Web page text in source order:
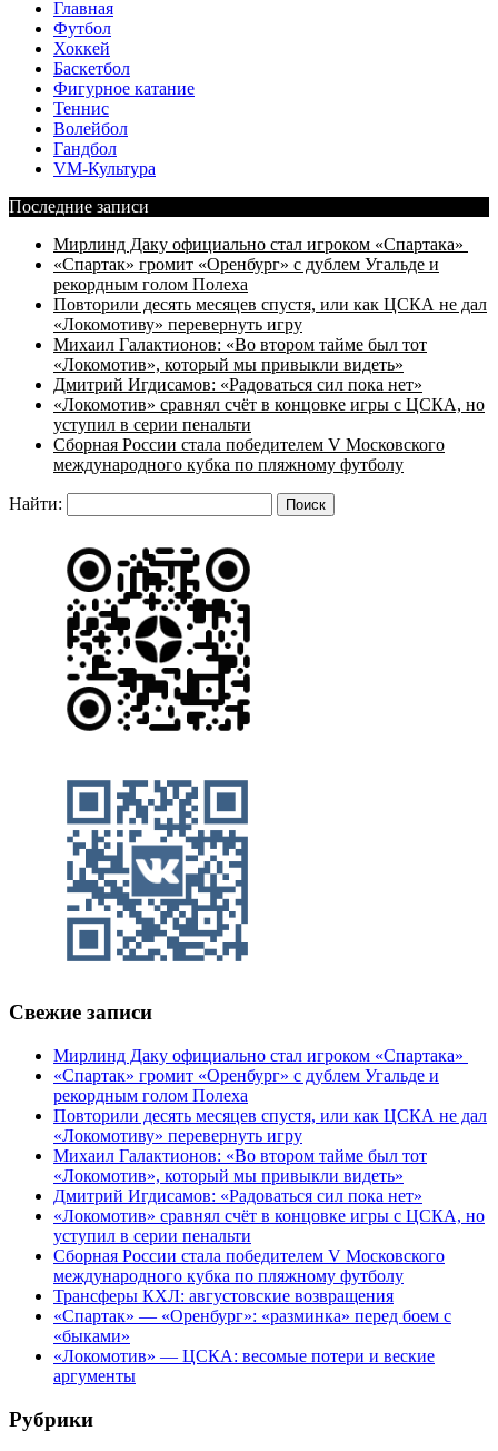
Главная
Футбол
Хоккей
Баскетбол
Фигурное катание
Теннис
Волейбол
Гандбол
VM-Культура
Последние записи
Мирлинд Даку официально стал игроком «Спартака»
«Спартак» громит «Оренбург» с дублем Угальде и
рекордным голом Полеха
Повторили десять месяцев спустя, или как ЦСКА не дал
«Локомотиву» перевернуть игру
Михаил Галактионов: «Во втором тайме был тот
«Локомотив», который мы привыкли видеть»
Дмитрий Игдисамов: «Радоваться сил пока нет»
«Локомотив» сравнял счёт в концовке игры с ЦСКА, но
уступил в серии пенальти
Сборная России стала победителем V Московского
международного кубка по пляжному футболу
Найти:
Свежие записи
Мирлинд Даку официально стал игроком «Спартака»
«Спартак» громит «Оренбург» с дублем Угальде и
рекордным голом Полеха
Повторили десять месяцев спустя, или как ЦСКА не дал
«Локомотиву» перевернуть игру
Михаил Галактионов: «Во втором тайме был тот
«Локомотив», который мы привыкли видеть»
Дмитрий Игдисамов: «Радоваться сил пока нет»
«Локомотив» сравнял счёт в концовке игры с ЦСКА, но
уступил в серии пенальти
Сборная России стала победителем V Московского
международного кубка по пляжному футболу
Трансферы КХЛ: августовские возвращения
«Спартак» — «Оренбург»: «разминка» перед боем с
«быками»
«Локомотив» — ЦСКА: весомые потери и веские
аргументы
Рубрики